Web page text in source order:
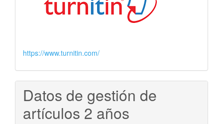
https://www.turnitin.com/
Datos de gestión de
artículos 2 años